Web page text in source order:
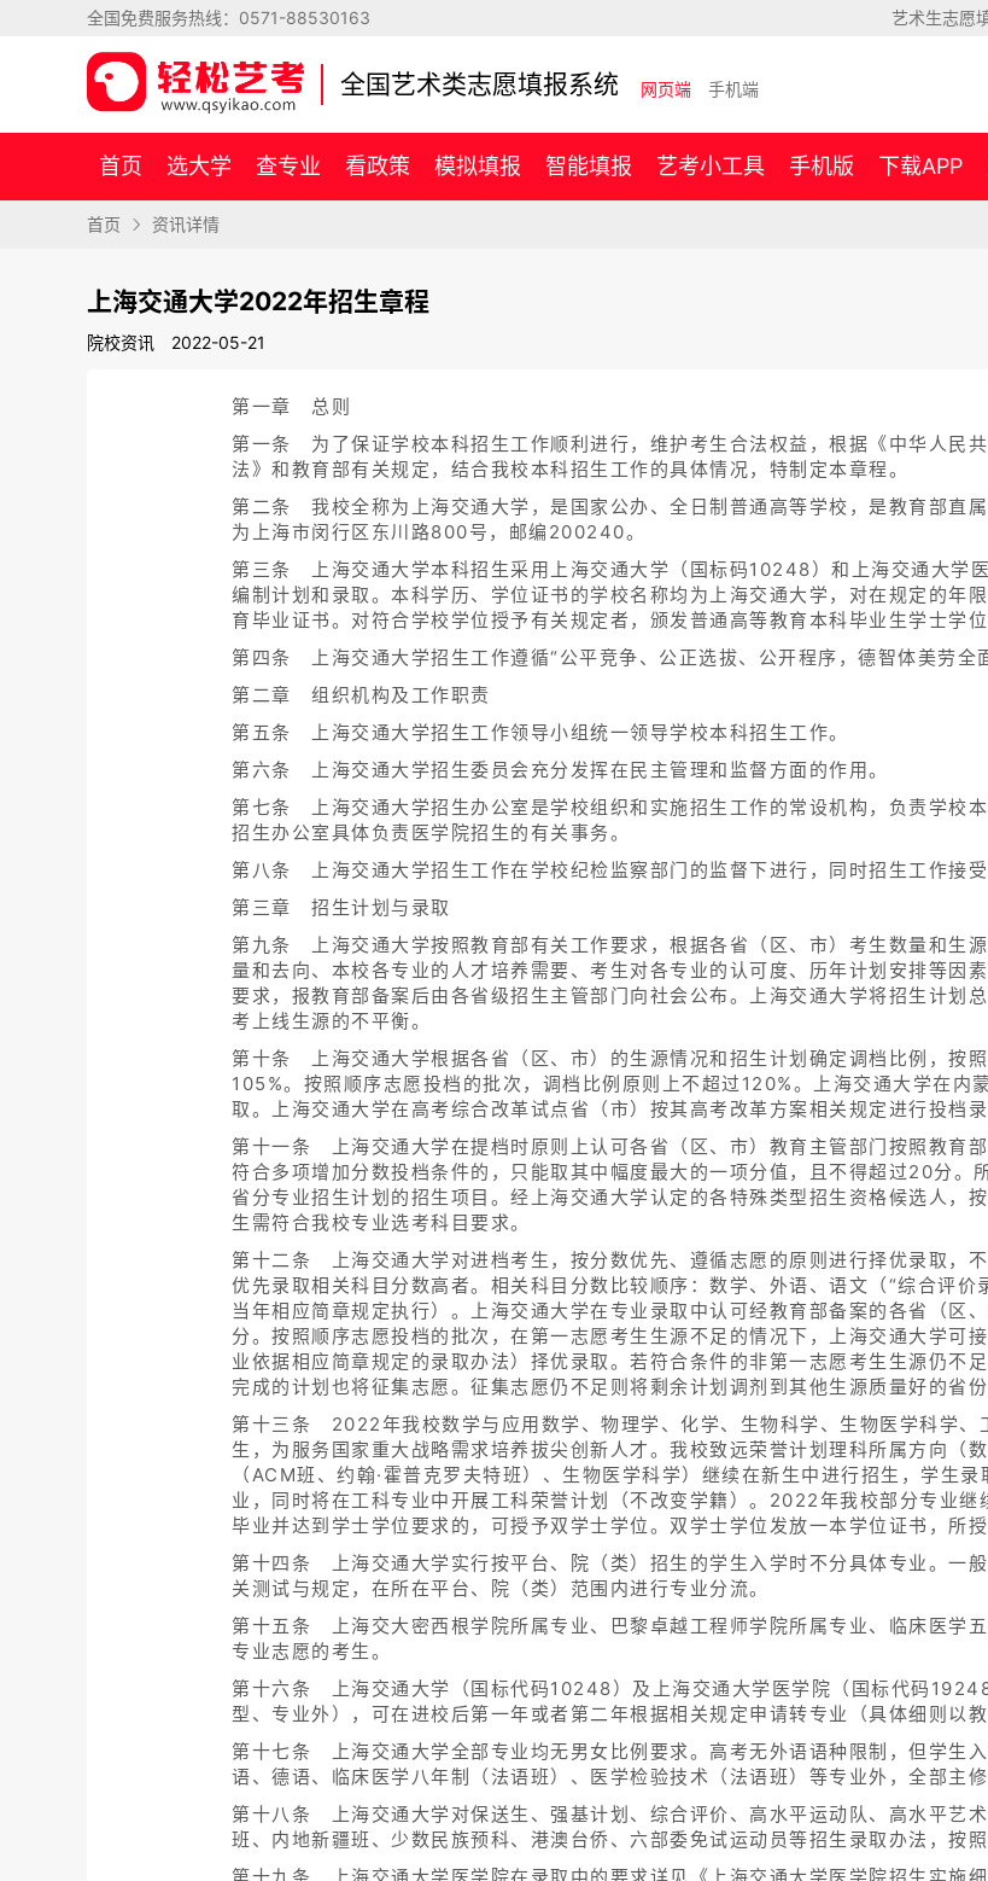
全国免费服务热线： 0571-88530163 艺术生志愿
全国艺术类志愿填报系统 网页端 手机端
首页 选大学 查专业 看政策 模拟填报 智能填报 艺考小工具 手机版 下载APP
首页 资讯详情
上海交通大学2022年招生章程
院校资讯 2022-05-21
第一章 总则
第一条 为了保证学校本科招生工作顺利进行，维护考生合法权益，根据《中华人民
法》和教育部有关规定，结合我校本科招生工作的具体情况，特制定本章程。
第二条 我校全称为上海交通大学，是国家公办、全日制普通高等学校，是教育部直
为上海市闵行区东川路800号，邮编200240。
第三条 上海交通大学本科招生采用上海交通大学（国标码10248）和上海交通大学
编制计划和录取。本科学历、学位证书的学校名称均为上海交通大学，对在规定的年
育毕业证书。对符合学校学位授予有关规定者，颁发普通高等教育本科毕业生学士学位
第四条 上海交通大学招生工作遵循“公平竞争、公正选拔、公开程序，德智体美劳全
第二章 组织机构及工作职责
第五条 上海交通大学招生工作领导小组统一领导学校本科招生工作。
第六条 上海交通大学招生委员会充分发挥在民主管理和监督方面的作用。
第七条 上海交通大学招生办公室是学校组织和实施招生工作的常设机构，负责学校
招生办公室具体负责医学院招生的有关事务。
第八条 上海交通大学招生工作在学校纪检监察部门的监督下进行，同时招生工作接受
第三章 招生计划与录取
第九条 上海交通大学按照教育部有关工作要求，根据各省（区、市）考生数量和生
量和去向、本校各专业的人才培养需要、考生对各专业的认可度、历年计划安排等因
要求，报教育部备案后由各省级招生主管部门向社会公布。上海交通大学将招生计划
考上线生源的不平衡。
第十条 上海交通大学根据各省（区、市）的生源情况和招生计划确定调档比例，按
105%。按照顺序志愿投档的批次，调档比例原则上不超过120%。上海交通大学在内
取。上海交通大学在高考综合改革试点省（市）按其高考改革方案相关规定进行投档录
第十一条 上海交通大学在提档时原则上认可各省（区、市）教育主管部门按照教育
符合多项增加分数投档条件的，只能取其中幅度最大的一项分值，且不得超过20分。
省分专业招生计划的招生项目。经上海交通大学认定的各特殊类型招生资格候选人，
生需符合我校专业选考科目要求。
第十二条 上海交通大学对进档考生，按分数优先、遵循志愿的原则进行择优录取，
优先录取相关科目分数高者。相关科目分数比较顺序：数学、外语、语文（“综合评价
当年相应简章规定执行）。上海交通大学在专业录取中认可经教育部备案的各省（区
分。按照顺序志愿投档的批次，在第一志愿考生生源不足的情况下，上海交通大学可
业依据相应简章规定的录取办法）择优录取。若符合条件的非第一志愿考生生源仍不
完成的计划也将征集志愿。征集志愿仍不足则将剩余计划调剂到其他生源质量好的省份
第十三条 2022年我校数学与应用数学、物理学、化学、生物科学、生物医学科学、
生，为服务国家重大战略需求培养拔尖创新人才。我校致远荣誉计划理科所属方向（
（ACM班、约翰·霍普克罗夫特班）、生物医学科学）继续在新生中进行招生，学生
业，同时将在工科专业中开展工科荣誉计划（不改变学籍）。2022年我校部分专业
毕业并达到学士学位要求的，可授予双学士学位。双学士学位发放一本学位证书，所
第十四条 上海交通大学实行按平台、院（类）招生的学生入学时不分具体专业。一
关测试与规定，在所在平台、院（类）范围内进行专业分流。
第十五条 上海交大密西根学院所属专业、巴黎卓越工程师学院所属专业、临床医学
专业志愿的考生。
第十六条 上海交通大学（国标代码10248）及上海交通大学医学院（国标代码
型、专业外），可在进校后第一年或者第二年根据相关规定申请转专业（具体细则以
第十七条 上海交通大学全部专业均无男女比例要求。高考无外语语种限制，但学生
语、德语、临床医学八年制（法语班）、医学检验技术（法语班）等专业外，全部主修
第十八条 上海交通大学对保送生、强基计划、综合评价、高水平运动队、高水平艺
班、内地新疆班、少数民族预科、港澳台侨、六部委免试运动员等招生录取办法，按